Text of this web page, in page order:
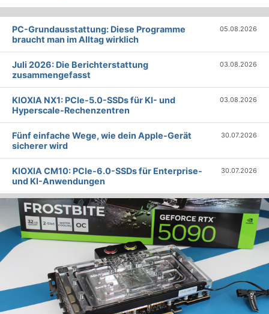
PC-Grundausstattung: Diese Programme
braucht man im Alltag wirklich
05.08.2026
Juli 2026: Die Bericht­erstattung
zusammengefasst
03.08.2026
KIOXIA NX1: PCIe-5.0-SSDs für KI- und
Hyperscale-Rechenzentren
03.08.2026
Fünf einfache Wege, wie dein Apple-Gerät
sicherer wird
30.07.2026
KIOXIA CM10: PCIe-6.0-SSDs für Enterprise-
und KI-Anwendungen
30.07.2026